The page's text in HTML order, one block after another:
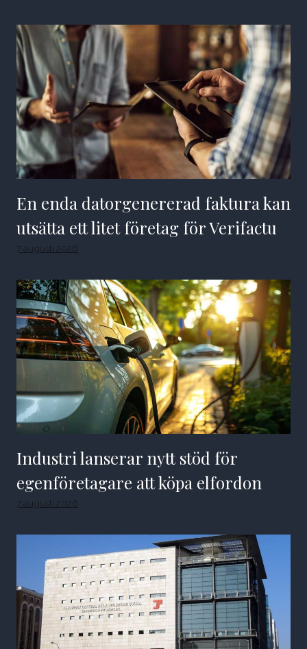
En enda datorgenererad faktura kan
utsätta ett litet företag för Verifactu
7 augusti 2026
Industri lanserar nytt stöd för
egenföretagare att köpa elfordon
7 augusti 2026